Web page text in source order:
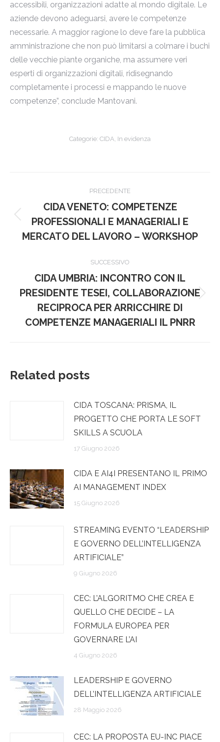
accessibili, organizzazioni adatte al mondo digitale. Le
aziende devono adeguarsi, avere le competenze
necessarie. A maggior ragione lo deve fare la pubblica
amministrazione che non può limitarsi a colmare i buchi
delle vecchie piante organiche, ma assumere veri
esperti di organizzazioni digitali, ridisegnando
completamente i processi e mappando le nuove
competenze”, conclude Mantovani.
Categorie: CIDA In evidenza
tra
PRECEDENTE
Post
precedente:
CIDA VENETO: COMPETENZE
PROFESSIONALI E MANAGERIALI E
MERCATO DEL LAVORO – WORKSHOP
SUCCESSIVO
Prossimo
post:
CIDA UMBRIA: INCONTRO CON IL
PRESIDENTE TESEI, COLLABORAZIONE
RECIPROCA PER ARRICCHIRE DI
COMPETENZE MANAGERIALI IL PNRR
Related posts
CIDA TOSCANA: PRISMA, IL
PROGETTO CHE PORTA LE SOFT
SKILLS A SCUOLA
17 Giugno 2026
CIDA E AI4I PRESENTANO IL PRIMO
AI MANAGEMENT INDEX
15 Giugno 2026
STREAMING EVENTO “LEADERSHIP
E GOVERNO DELL’INTELLIGENZA
ARTIFICIALE”
9 Giugno 2026
CEC: L’ALGORITMO CHE CREA E
QUELLO CHE DECIDE – LA
FORMULA EUROPEA PER
GOVERNARE L’AI
4 Giugno 2026
LEADERSHIP E GOVERNO
DELL’INTELLIGENZA ARTIFICIALE
28 Maggio 2026
CEC: LA PROPOSTA EU-INC PIACE